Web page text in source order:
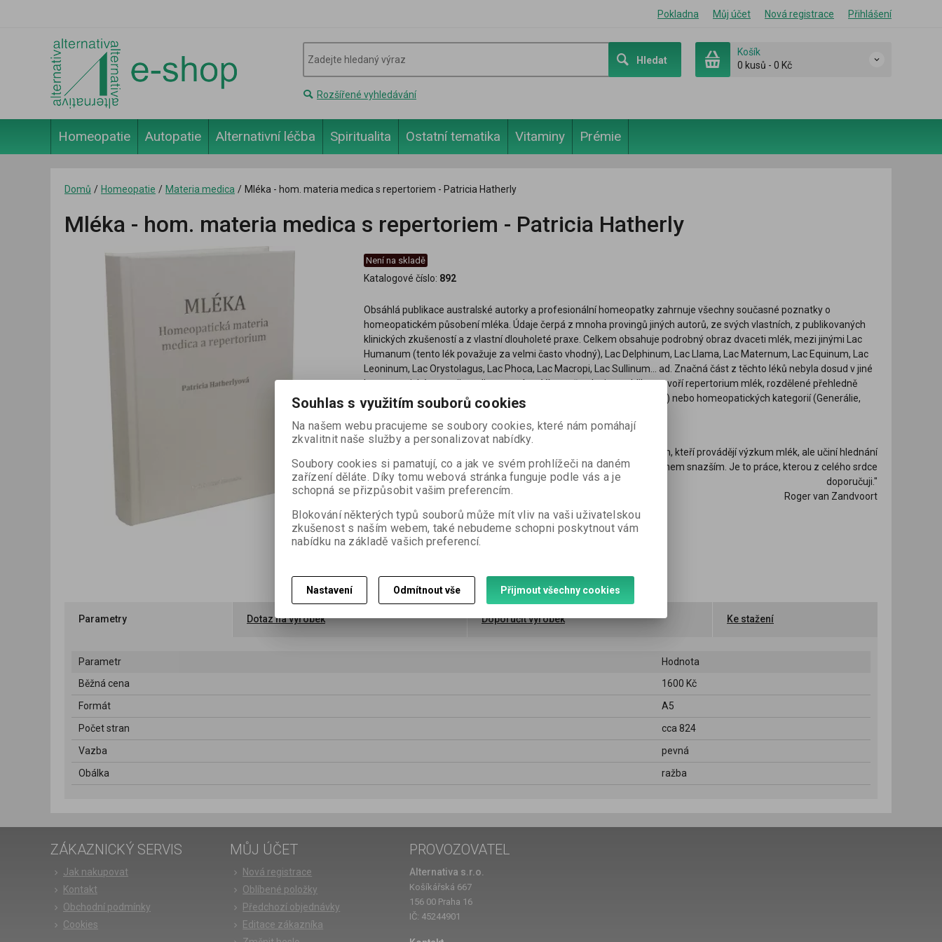
Pokladna Můj účet Nová registrace Přihlášení
Hledat
Košík
0 kusů - 0 Kč
Rozšířené vyhledávání
Homeopatie Autopatie Alternativní léčba Spiritualita Ostatní tematika Vitaminy Prémie
Domů / Homeopatie / Materia medica / Mléka - hom. materia medica s repertoriem - Patricia Hatherly
Mléka - hom. materia medica s repertoriem - Patricia Hatherly
Není na skladě
Katalogové číslo: 892
Obsáhlá publikace australské autorky a profesionální homeopatky zahrnuje všechny současné poznatky o
homeopatickém působení mléka. Údaje čerpá z mnoha provingů jiných autorů, ze svých vlastních, z publikovaných
klinických zkušeností a z vlastní dlouholeté praxe. Celkem obsahuje podrobný obraz dvaceti mlék, mezi jinými Lac
Humanum (tento lék považuje za velmi často vhodný), Lac Delphinum, Lac Llama, Lac Maternum, Lac Equinum, Lac
Leoninum, Lac Orystolagus, Lac Phoca, Lac Macropi, Lac Sullinum... ad. Značná část z těchto léků nebyla dosud v jiné
homeopatické materii medice popsána. Více než polovinu publikace tvoří repertorium mlék, rozdělené přehledně
podle kapitol, kde vedle tradičního dělení podle anatomie (Hlava,Zuby) nebo homeopatických kategorií (Generálie,
Mysl) najdeme i kapitoly Miasmata, Témata, Sklony...
"Tato kniha je nejobsažnějším dílem o mlékách. Pomůže nejen těm, kteří provádějí výzkum mlék, ale učiní hlednání
správného léku, u těch případů, kde je mléko k úvaze, mnohem snazším. Je to práce, kterou z celého srdce
doporučuji."
Roger van Zandvoort
Parametry Dotaz na výrobek Doporučit výrobek Ke stažení
Parametr
Hodnota
Běžná cena
1600 Kč
Formát
A5
Počet stran
cca 824
Vazba
pevná
Obálka
ražba
ZÁKAZNICKÝ SERVIS
Jak nakupovat
Kontakt
Obchodní podmínky
Cookies
MŮJ ÚČET
Nová registrace
Oblíbené položky
Předchozí objednávky
Editace zákazníka
PROVOZOVATEL
Alternativa s.r.o.
Košíkářská 667
156 00 Praha 16
IČ: 45244901
Souhlas s využitím souborů cookies
Na našem webu pracujeme se soubory cookies, které nám pomáhají
zkvalitnit naše služby a personalizovat nabídky.
Soubory cookies si pamatují, co a jak ve svém prohlížeči na daném
zařízení děláte. Díky tomu webová stránka funguje podle vás a je
schopná se přizpůsobit vašim preferencím.
Blokování některých typů souborů může mít vliv na vaši uživatelskou
zkušenost s naším webem, také nebudeme schopni poskytnout vám
nabídku na základě vašich preferencí.
Nastavení Odmítnout vše Přijmout všechny cookies